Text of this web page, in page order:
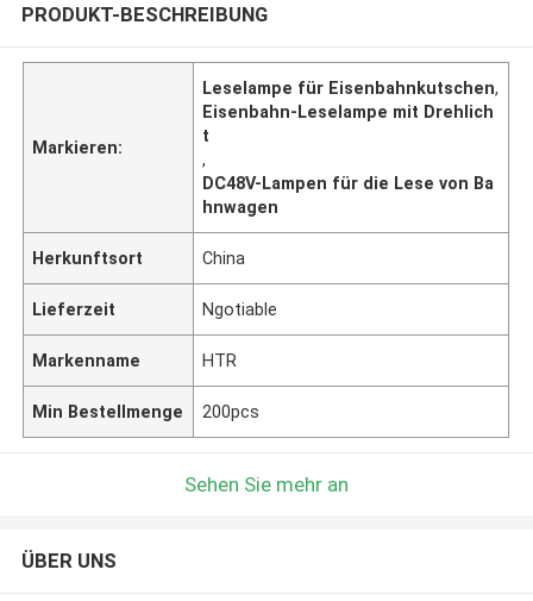
PRODUKT-BESCHREIBUNG
Markieren:
Leselampe für Eisenbahnkutschen,
Eisenbahn-Leselampe mit Drehlich
t
,
DC48V-Lampen für die Lese von Ba
hnwagen
Herkunftsort China
Lieferzeit Ngotiable
Markenname HTR
Min Bestellmenge 200pcs
Sehen Sie mehr an
ÜBER UNS